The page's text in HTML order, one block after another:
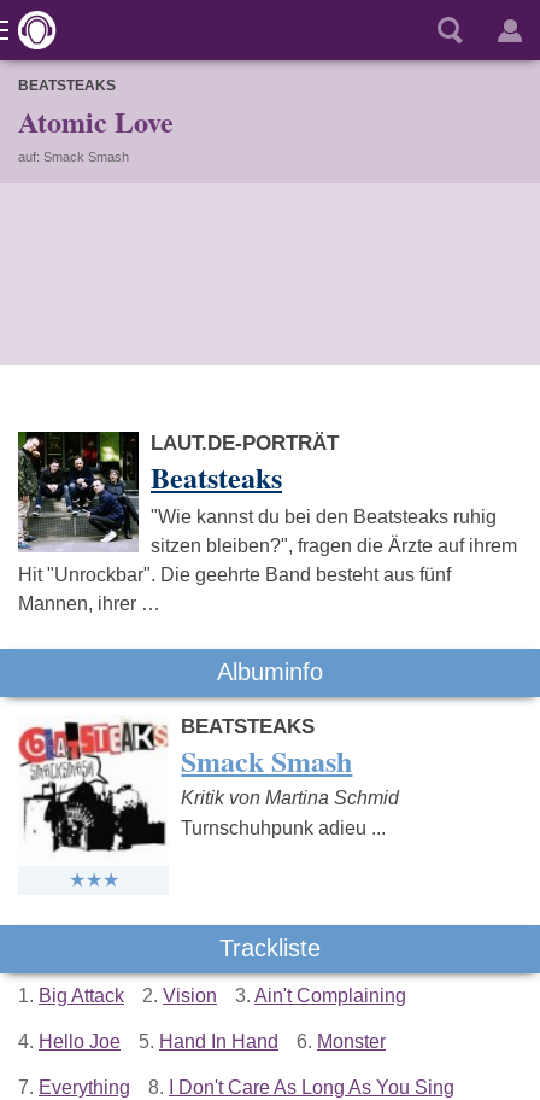
BEATSTEAKS
Atomic Love
auf: Smack Smash
LAUT.DE-PORTRÄT
Beatsteaks
"Wie kannst du bei den Beatsteaks ruhig
sitzen bleiben?", fragen die Ärzte auf ihrem
Hit "Unrockbar". Die geehrte Band besteht aus fünf
Mannen, ihrer …
Albuminfo
BEATSTEAKS
Smack Smash
Kritik von Martina Schmid
Turnschuhpunk adieu ...
Trackliste
1. Big Attack 2. Vision 3. Ain't Complaining
4. Hello Joe 5. Hand In Hand 6. Monster
7. Everything 8. I Don't Care As Long As You Sing